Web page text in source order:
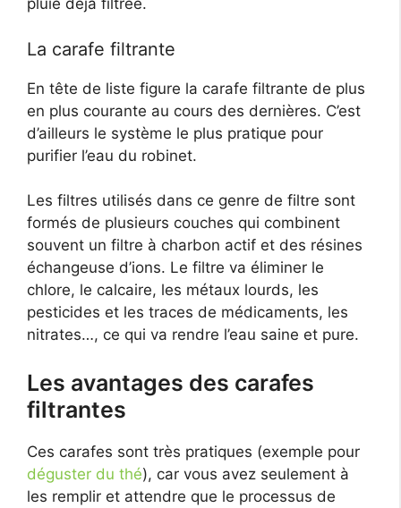
pluie déjà filtrée.
La carafe filtrante
En tête de liste figure la carafe filtrante de plus
en plus courante au cours des dernières. C’est
d’ailleurs le système le plus pratique pour
purifier l’eau du robinet.
Les filtres utilisés dans ce genre de filtre sont
formés de plusieurs couches qui combinent
souvent un filtre à charbon actif et des résines
échangeuse d’ions. Le filtre va éliminer le
chlore, le calcaire, les métaux lourds, les
pesticides et les traces de médicaments, les
nitrates…, ce qui va rendre l’eau saine et pure.
Les avantages des carafes
filtrantes
Ces carafes sont très pratiques (exemple pour
déguster du thé), car vous avez seulement à
les remplir et attendre que le processus de